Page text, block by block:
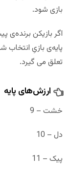
بازی شود.
اگر بازیکن برنده‌ی
پایه‌ی بازیِ انتخاب
تعلق می گیرد.
ارزش‌های پایه
خشت – 9
دل – 10
پیک – 11